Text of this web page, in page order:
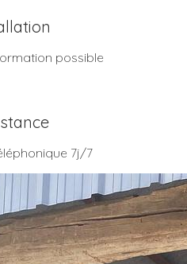
possible
7j/7